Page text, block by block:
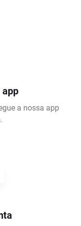
a nossa app